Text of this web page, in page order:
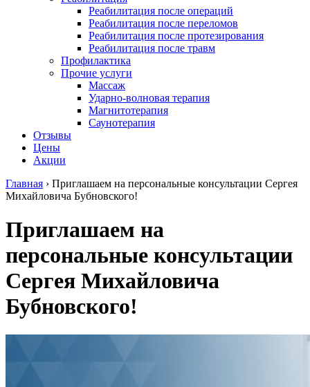
Реабилитация после операций
Реабилитация после переломов
Реабилитация после протезирования
Реабилитация после травм
Профилактика
Прочие услуги
Массаж
Ударно-волновая терапия
Магнитотерапия
Саунотерапия
Отзывы
Цены
Акции
Главная › Приглашаем на персональные консультации Сергея
Михайловича Бубновского!
Приглашаем на
персональные консультации
Сергея Михайловича
Бубновского!